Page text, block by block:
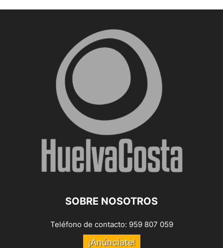
SOBRE NOSOTROS
Teléfono de contacto: 959 807 059
¡Anúnciate!